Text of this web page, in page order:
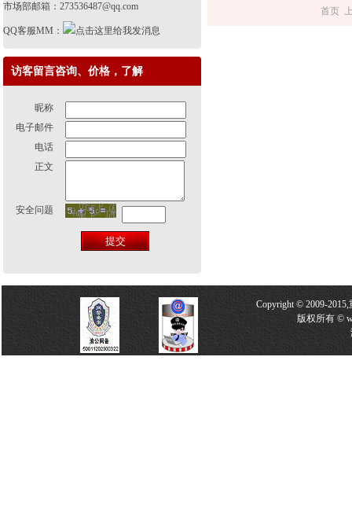
市场部邮箱：273536487@qq.com
QQ客服MM：
访客留言咨询、价格，了解
昵称
电子邮件
电话
正文
安全问题
首页
Copyright © 2009-
版权所有 ©